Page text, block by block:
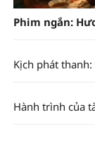
Phim ngắn:
Kịch phát
Hành trình của